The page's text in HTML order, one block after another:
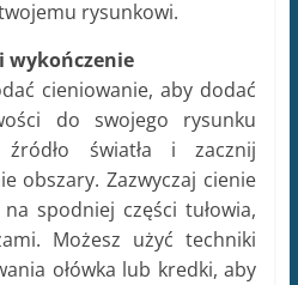
rysunkowi.
wykończenie
cieniowanie, aby dodać
do swojego rysunku
źródło światła i zacznij
obszary. Zazwyczaj cienie
spodniej części tułowia,
Możesz użyć techniki
ołówka lub kredki, aby